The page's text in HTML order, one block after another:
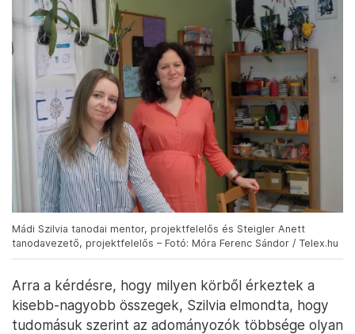
Mádi Szilvia tanodai mentor, projektfelelős és Steigler Anett
tanodavezető, projektfelelős – Fotó: Móra Ferenc Sándor / Telex.hu
Arra a kérdésre, hogy milyen körből érkeztek a
kisebb-nagyobb összegek, Szilvia elmondta, hogy
tudomásuk szerint az adományozók többsége olyan